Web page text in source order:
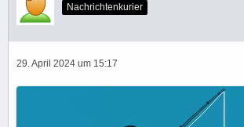
Nachrichtenkurier
29. April 2024 um 15:17